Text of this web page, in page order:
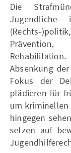
Die
(Rechts-
Prävention,
Absenkung
Fokus der
plädieren für
um kriminellen
hingegen
setzen auf